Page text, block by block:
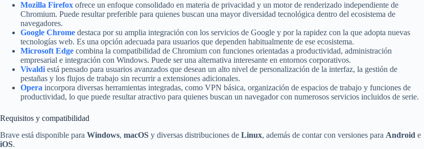
Mozilla Firefox ofrece un enfoque consolidado en materia de privacidad y un motor de renderizado independiente de
Chromium. Puede resultar preferible para quienes buscan una mayor diversidad tecnológica dentro del ecosistema de
navegadores.
Google Chrome destaca por su amplia integración con los servicios de Google y por la rapidez con la que adopta nuevas
tecnologías web. Es una opción adecuada para usuarios que dependen habitualmente de ese ecosistema.
Microsoft Edge combina la compatibilidad de Chromium con funciones orientadas a productividad, administración
empresarial e integración con Windows. Puede ser una alternativa interesante en entornos corporativos.
Vivaldi está pensado para usuarios avanzados que desean un alto nivel de personalización de la interfaz, la gestión de
pestañas y los flujos de trabajo sin recurrir a extensiones adicionales.
Opera incorpora diversas herramientas integradas, como VPN básica, organización de espacios de trabajo y funciones de
productividad, lo que puede resultar atractivo para quienes buscan un navegador con numerosos servicios incluidos de serie.
Requisitos y compatibilidad
Brave está disponible para Windows, macOS y diversas distribuciones de Linux, además de contar con versiones para Android e
iOS.